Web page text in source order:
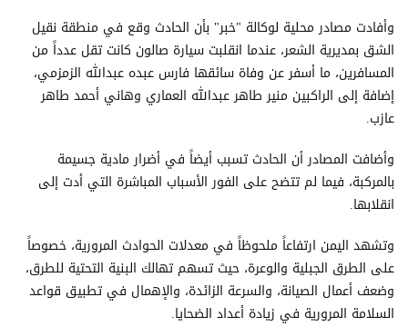
وأفادت مصادر محلية لوكالة "خبر" بأن الحادث وقع في منطقة نقيل
الشق بمديرية الشعر، عندما انقلبت سيارة صالون كانت تقل عدداً من
المسافرين، ما أسفر عن وفاة سائقها فارس عبده عبدالله الزمزمي،
إضافة إلى الراكبين منير طاهر عبدالله العماري وهاني أحمد طاهر
عازب.
وأضافت المصادر أن الحادث تسبب أيضاً في أضرار مادية جسيمة
بالمركبة، فيما لم تتضح على الفور الأسباب المباشرة التي أدت إلى
انقلابها.
وتشهد اليمن ارتفاعاً ملحوظاً في معدلات الحوادث المرورية، خصوصاً
على الطرق الجبلية والوعرة، حيث تسهم تهالك البنية التحتية للطرق،
وضعف أعمال الصيانة، والسرعة الزائدة، والإهمال في تطبيق قواعد
السلامة المرورية في زيادة أعداد الضحايا.